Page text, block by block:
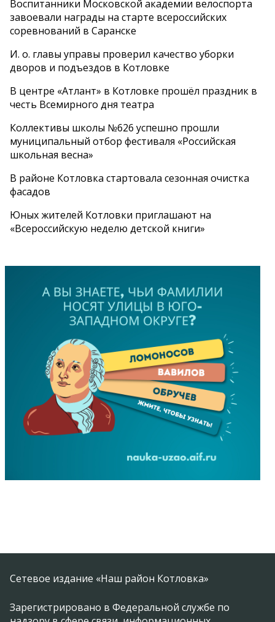
Воспитанники Московской академии велоспорта
завоевали награды на старте всероссийских
соревнований в Саранске
И. о. главы управы проверил качество уборки
дворов и подъездов в Котловке
В центре «Атлант» в Котловке прошёл праздник в
честь Всемирного дня театра
Коллективы школы №626 успешно прошли
муниципальный отбор фестиваля «Российская
школьная весна»
В районе Котловка стартовала сезонная очистка
фасадов
Юных жителей Котловки приглашают на
«Всероссийскую неделю детской книги»
Сетевое издание «Наш район Котловка»
Зарегистрировано в Федеральной службе по